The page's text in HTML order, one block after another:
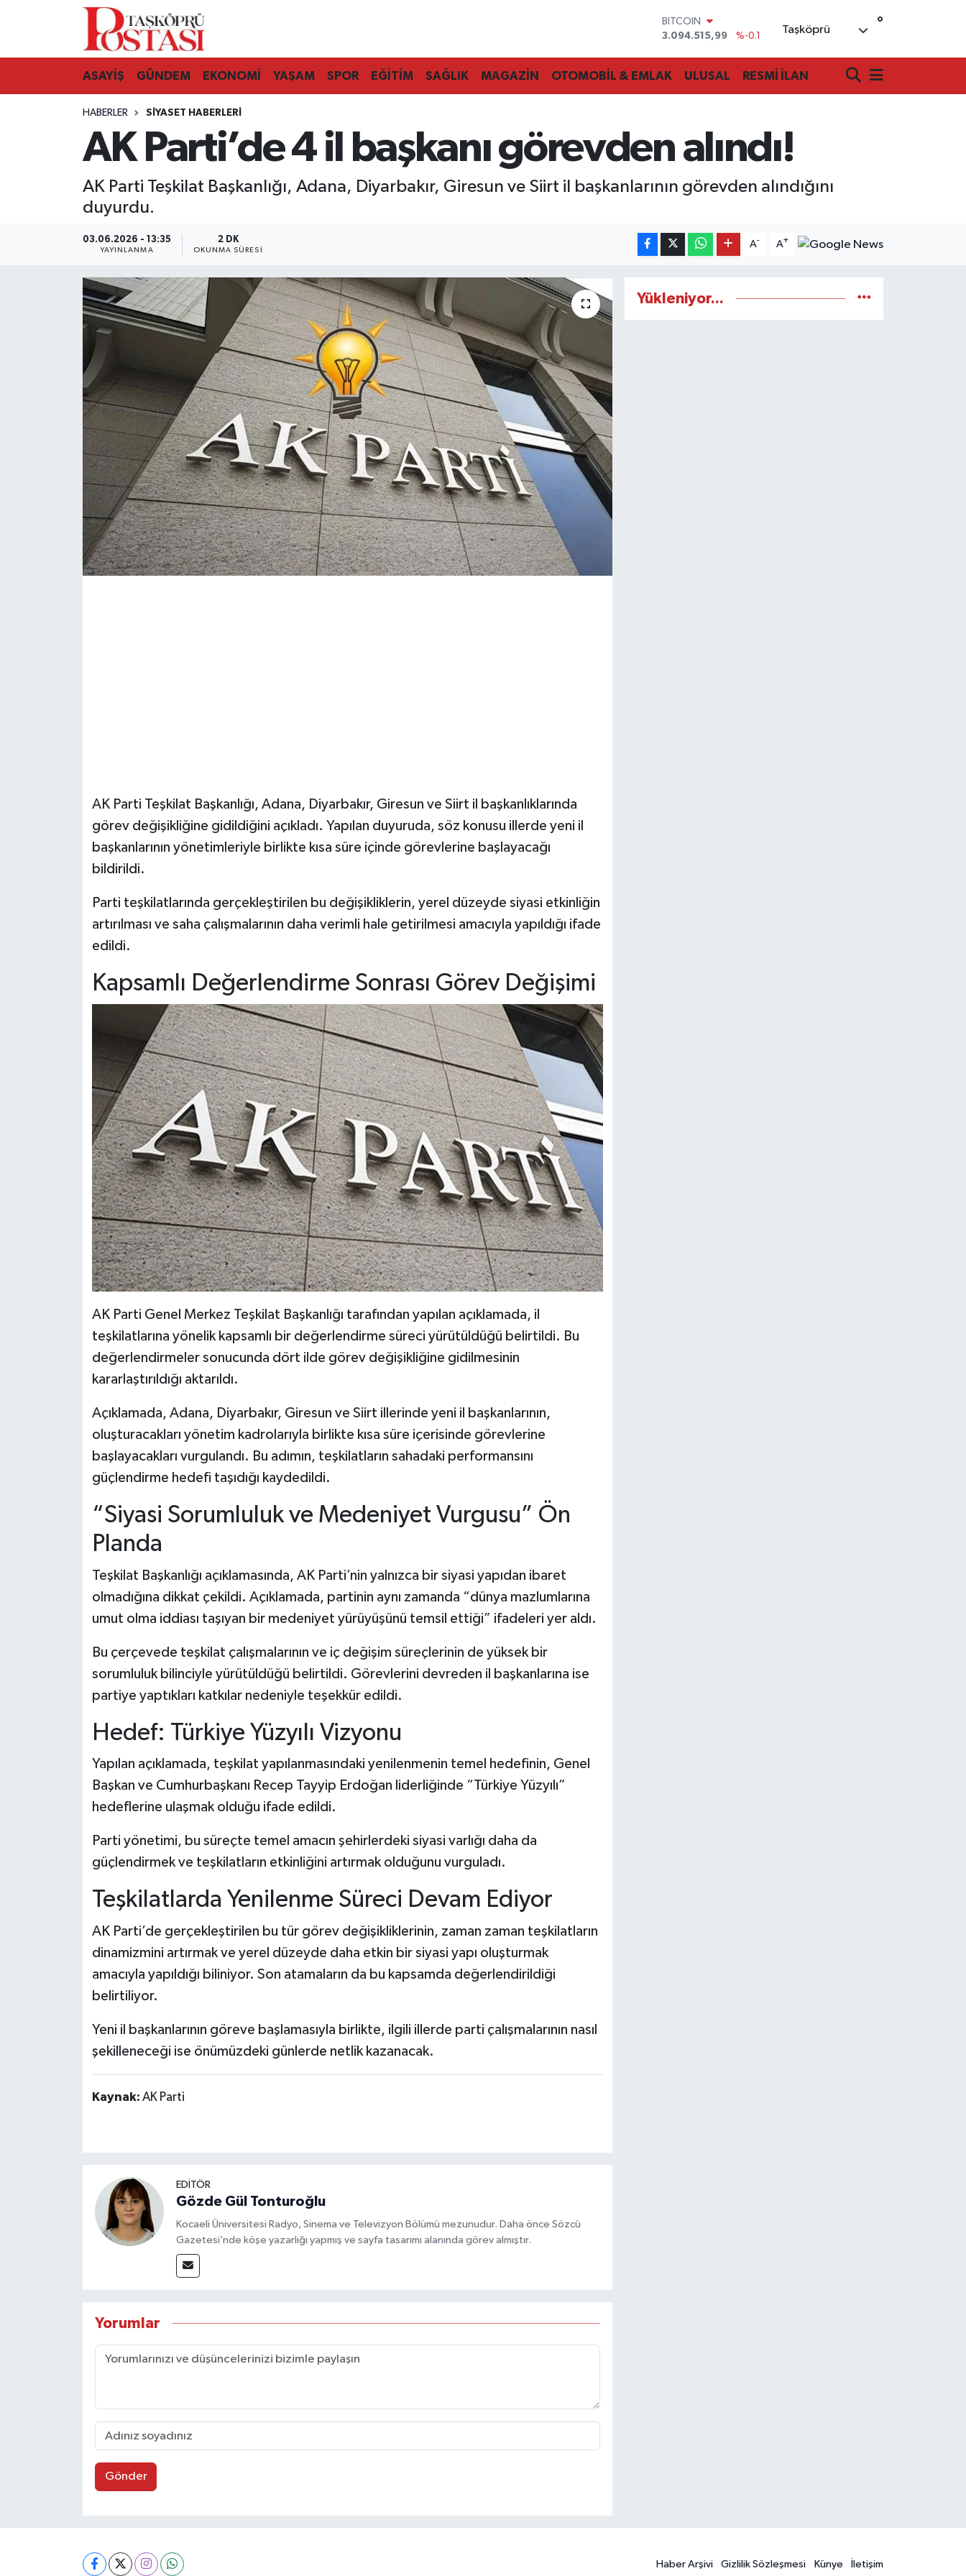
3.094.515,99
DOLAR
EURO
55,2510
%0.32
%0
BİST100
13.779
%-14
Taşköprü °
ASAYİŞ GÜNDEM EKONOMİ YAŞAM SPOR EĞİTİM SAĞLIK MAGAZİN OTOMOBİL & EMLAK ULUSAL RESMİ İLAN
HABERLER SIYASET HABERLERI
AK Parti’de 4 il başkanı görevden alındı!
AK Parti Teşkilat Başkanlığı, Adana, Diyarbakır, Giresun ve Siirt il başkanlarının görevden alındığını
duyurdu.
03.06.2026 - 13:35
YAYINLANMA
2 DK
OKUNMA SÜRESI
A- A+
AK Parti Teşkilat Başkanlığı, Adana, Diyarbakır, Giresun ve Siirt il başkanlıklarında
görev değişikliğine gidildiğini açıkladı. Yapılan duyuruda, söz konusu illerde yeni il
başkanlarının yönetimleriyle birlikte kısa süre içinde görevlerine başlayacağı
bildirildi.
Parti teşkilatlarında gerçekleştirilen bu değişikliklerin, yerel düzeyde siyasi etkinliğin
artırılması ve saha çalışmalarının daha verimli hale getirilmesi amacıyla yapıldığı ifade
edildi.
Kapsamlı Değerlendirme Sonrası Görev Değişimi
AK Parti Genel Merkez Teşkilat Başkanlığı tarafından yapılan açıklamada, il
teşkilatlarına yönelik kapsamlı bir değerlendirme süreci yürütüldüğü belirtildi. Bu
değerlendirmeler sonucunda dört ilde görev değişikliğine gidilmesinin
kararlaştırıldığı aktarıldı.
Açıklamada, Adana, Diyarbakır, Giresun ve Siirt illerinde yeni il başkanlarının,
oluşturacakları yönetim kadrolarıyla birlikte kısa süre içerisinde görevlerine
başlayacakları vurgulandı. Bu adımın, teşkilatların sahadaki performansını
güçlendirme hedefi taşıdığı kaydedildi.
“Siyasi Sorumluluk ve Medeniyet Vurgusu” Ön
Planda
Teşkilat Başkanlığı açıklamasında, AK Parti’nin yalnızca bir siyasi yapıdan ibaret
olmadığına dikkat çekildi. Açıklamada, partinin aynı zamanda “dünya mazlumlarına
umut olma iddiası taşıyan bir medeniyet yürüyüşünü temsil ettiği” ifadeleri yer aldı.
Bu çerçevede teşkilat çalışmalarının ve iç değişim süreçlerinin de yüksek bir
sorumluluk bilinciyle yürütüldüğü belirtildi. Görevlerini devreden il başkanlarına ise
partiye yaptıkları katkılar nedeniyle teşekkür edildi.
Hedef: Türkiye Yüzyılı Vizyonu
Yapılan açıklamada, teşkilat yapılanmasındaki yenilenmenin temel hedefinin, Genel
Başkan ve Cumhurbaşkanı Recep Tayyip Erdoğan liderliğinde “Türkiye Yüzyılı”
hedeflerine ulaşmak olduğu ifade edildi.
Parti yönetimi, bu süreçte temel amacın şehirlerdeki siyasi varlığı daha da
güçlendirmek ve teşkilatların etkinliğini artırmak olduğunu vurguladı.
Teşkilatlarda Yenilenme Süreci Devam Ediyor
AK Parti’de gerçekleştirilen bu tür görev değişikliklerinin, zaman zaman teşkilatların
dinamizmini artırmak ve yerel düzeyde daha etkin bir siyasi yapı oluşturmak
amacıyla yapıldığı biliniyor. Son atamaların da bu kapsamda değerlendirildiği
belirtiliyor.
Yeni il başkanlarının göreve başlamasıyla birlikte, ilgili illerde parti çalışmalarının nasıl
şekilleneceği ise önümüzdeki günlerde netlik kazanacak.
Kaynak: AK Parti
EDİTÖR
Gözde Gül Tonturoğlu
Kocaeli Üniversitesi Radyo, Sinema ve Televizyon Bölümü mezunudur. Daha önce Sözcü
Gazetesi’nde köşe yazarlığı yapmış ve sayfa tasarımı alanında görev almıştır.
Yorumlar
Gönder
Yükleniyor...
Haber Arşivi Gizlilik Sözleşmesi Künye İletişim
Kastamonu Vefat Edenler
Araç Haberleri
Azdavay Haberleri
Bozkurt Haberleri
Cide Haberleri
Daday Haberleri
Devrekani Haberleri
Doğanyurt Haberleri
Hanönü Haberleri
İhsangazi Haberleri
İnebolu Haberleri
Küre Haberleri
Karadeniz Haberleri
Ulusal Haberler
Teknoloji Haberleri
Dünya Haberleri
Yerel Haberler